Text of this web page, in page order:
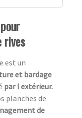
rives
est un
et bardage
par l extérieur.
planches de
de